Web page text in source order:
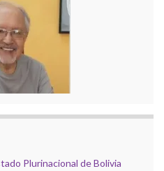
Plurinacional de Bolivia